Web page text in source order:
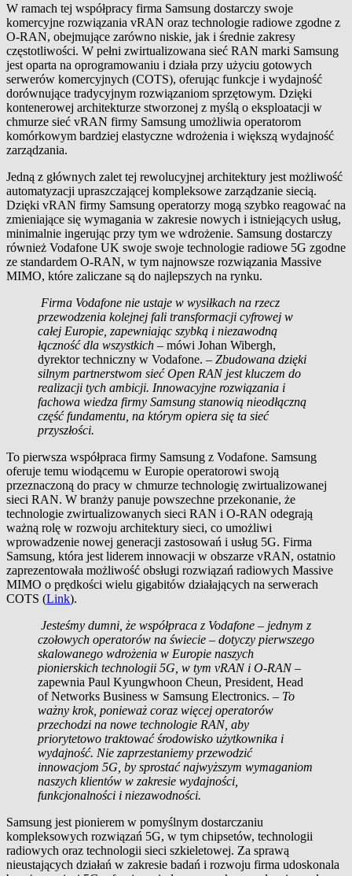
W ramach tej współpracy firma Samsung dostarczy swoje
komercyjne rozwiązania vRAN oraz technologie radiowe zgodne z
O-RAN, obejmujące zarówno niskie, jak i średnie zakresy
częstotliwości. W pełni zwirtualizowana sieć RAN marki Samsung
jest oparta na oprogramowaniu i działa przy użyciu gotowych
serwerów komercyjnych (COTS), oferując funkcje i wydajność
dorównujące tradycyjnym rozwiązaniom sprzętowym. Dzięki
kontenerowej architekturze stworzonej z myślą o eksploatacji w
chmurze sieć vRAN firmy Samsung umożliwia operatorom
komórkowym bardziej elastyczne wdrożenia i większą wydajność
zarządzania.
Jedną z głównych zalet tej rewolucyjnej architektury jest możliwość
automatyzacji upraszczającej kompleksowe zarządzanie siecią.
Dzięki vRAN firmy Samsung operatorzy mogą szybko reagować na
zmieniające się wymagania w zakresie nowych i istniejących usług,
minimalnie ingerując przy tym we wdrożenie. Samsung dostarczy
również Vodafone UK swoje swoje technologie radiowe 5G zgodne
ze standardem O-RAN, w tym najnowsze rozwiązania Massive
MIMO, które zaliczane są do najlepszych na rynku.
Firma Vodafone nie ustaje w wysiłkach na rzecz
przewodzenia kolejnej fali transformacji cyfrowej w
całej Europie, zapewniając szybką i niezawodną
łączność dla wszystkich – mówi Johan Wibergh,
dyrektor techniczny w Vodafone. – Zbudowana dzięki
silnym partnerstwom sieć Open RAN jest kluczem do
realizacji tych ambicji. Innowacyjne rozwiązania i
fachowa wiedza firmy Samsung stanowią nieodłączną
część fundamentu, na którym opiera się ta sieć
przyszłości.
To pierwsza współpraca firmy Samsung z Vodafone. Samsung
oferuje temu wiodącemu w Europie operatorowi swoją
przeznaczoną do pracy w chmurze technologię zwirtualizowanej
sieci RAN. W branży panuje powszechne przekonanie, że
technologie zwirtualizowanych sieci RAN i O-RAN odegrają
ważną rolę w rozwoju architektury sieci, co umożliwi
wprowadzenie nowej generacji zastosowań i usług 5G. Firma
Samsung, która jest liderem innowacji w obszarze vRAN, ostatnio
zaprezentowała możliwość obsługi rozwiązań radiowych Massive
MIMO o prędkości wielu gigabitów działających na serwerach
COTS (Link).
Jesteśmy dumni, że współpraca z Vodafone – jednym z
czołowych operatorów na świecie – dotyczy pierwszego
skalowanego wdrożenia w Europie naszych
pionierskich technologii 5G, w tym vRAN i O‑RAN–
zapewnia Paul Kyungwhoon Cheun, President, Head
of Networks Business w Samsung Electronics. – To
ważny krok, ponieważ coraz więcej operatorów
przechodzi na nowe technologie RAN, aby
priorytetowo traktować środowisko użytkownika i
wydajność. Nie zaprzestaniemy przewodzić
innowacjom 5G, by sprostać najwyższym wymaganiom
naszych klientów w zakresie wydajności,
funkcjonalności i niezawodności.
Samsung jest pionierem w pomyślnym dostarczaniu
kompleksowych rozwiązań 5G, w tym chipsetów, technologii
radiowych oraz technologii sieci szkieletowej. Za sprawą
nieustających działań w zakresie badań i rozwoju firma udoskonala